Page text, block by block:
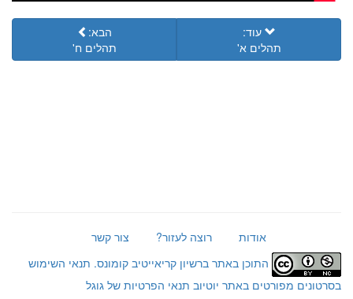
עוד:
תהלים א'
הבא:
תהלים ח'
אודות רוצה לעזור?
צור קשר
התוכן באתר ברשיון קריאייטיב קומונס. תנאי השימוש
בסרטונים מפורטים באתר יוטיוב תנאי הפרטיות של גוגל